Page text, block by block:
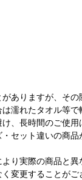
ありますが、そ
濡れたタオル等
、長時間のご使
セット違いの商
り実際の商品と
変更することが